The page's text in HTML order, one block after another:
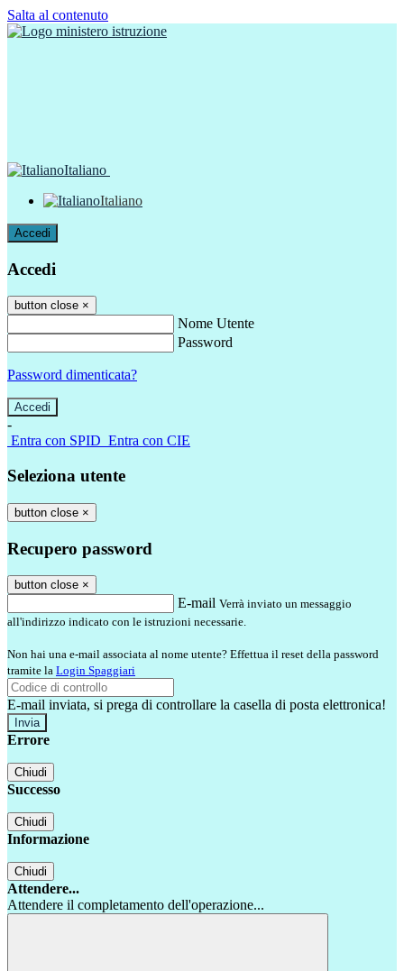
Salta al contenuto
Italiano
Italiano
Accedi
Accedi
button close ×
Nome Utente
Password
Password dimenticata?
-
Entra con SPID Entra con CIE
Seleziona utente
button close ×
Recupero password
button close ×
E-mail Verrà inviato un messaggio
all'indirizzo indicato con le istruzioni necessarie.
Non hai una e-mail associata al nome utente? Effettua il reset della password
tramite la Login Spaggiari
E-mail inviata, si prega di controllare la casella di posta elettronica!
Errore
Chiudi
Successo
Chiudi
Informazione
Chiudi
Attendere...
Attendere il completamento dell'operazione...